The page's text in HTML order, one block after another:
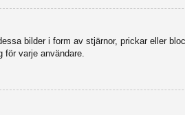
bilder i form av stjärnor, prickar eller
varje användare.